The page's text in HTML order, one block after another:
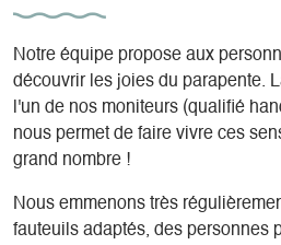
Notre équipe propose aux
découvrir les joies du parapente.
l'un de nos moniteurs (qualifié
nous permet de faire vivre ces
grand nombre !
Nous emmenons très
fauteuils adaptés, des personnes